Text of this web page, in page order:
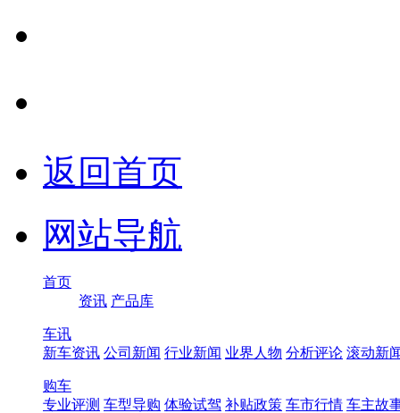
返回首页
网站导航
首页
资讯 产品库
车讯
新车资讯 公司新闻 行业新闻 业界人物 分析评论 滚动新
购车
专业评测 车型导购 体验试驾 补贴政策 车市行情 车主故